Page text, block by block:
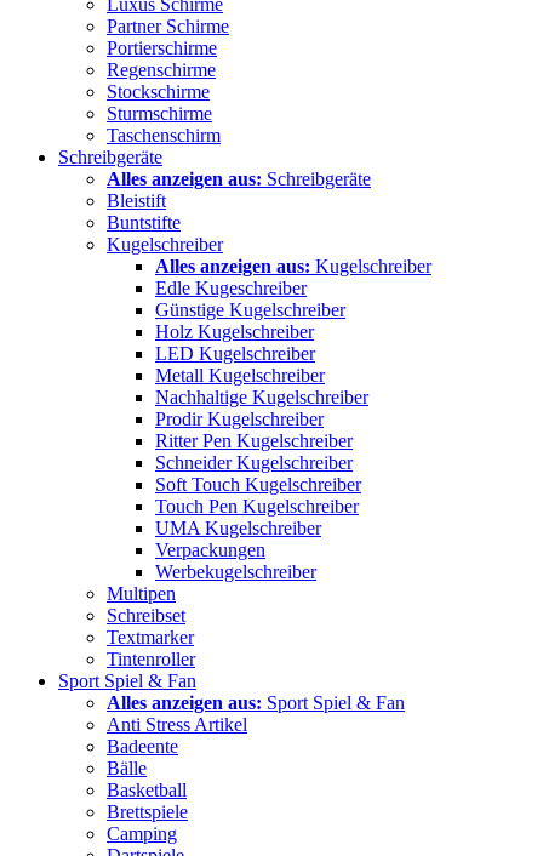
Luxus Schirme
Partner Schirme
Portierschirme
Regenschirme
Stockschirme
Sturmschirme
Taschenschirm
Schreibgeräte
Alles anzeigen aus: Schreibgeräte
Bleistift
Buntstifte
Kugelschreiber
Alles anzeigen aus: Kugelschreiber
Edle Kugeschreiber
Günstige Kugelschreiber
Holz Kugelschreiber
LED Kugelschreiber
Metall Kugelschreiber
Nachhaltige Kugelschreiber
Prodir Kugelschreiber
Ritter Pen Kugelschreiber
Schneider Kugelschreiber
Soft Touch Kugelschreiber
Touch Pen Kugelschreiber
UMA Kugelschreiber
Verpackungen
Werbekugelschreiber
Multipen
Schreibset
Textmarker
Tintenroller
Sport Spiel & Fan
Alles anzeigen aus: Sport Spiel & Fan
Anti Stress Artikel
Badeente
Bälle
Basketball
Brettspiele
Camping